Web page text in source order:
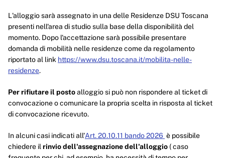
L'alloggio sarà assegnato in una delle Residenze DSU Toscana
presenti nell'area di studio sulla base della disponibilità del
momento. Dopo l'accettazione sarà possibile presentare
domanda di mobilità nelle residenze come da regolamento
riportato al link https://www.dsu.toscana.it/mobilita-nelle-
residenze.
Per rifiutare il postoalloggio si può non rispondere al ticket di
convocazione o comunicare la propria scelta in risposta al ticket
di convocazione ricevuto.
In alcuni casi indicati all'Art. 20.10.11 bando 2026 è possibile
chiedere ilrinvio dell'assegnazione dell'alloggio ( caso